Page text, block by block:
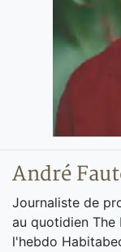
André
Journaliste de
au quotidien The
l'hebdo